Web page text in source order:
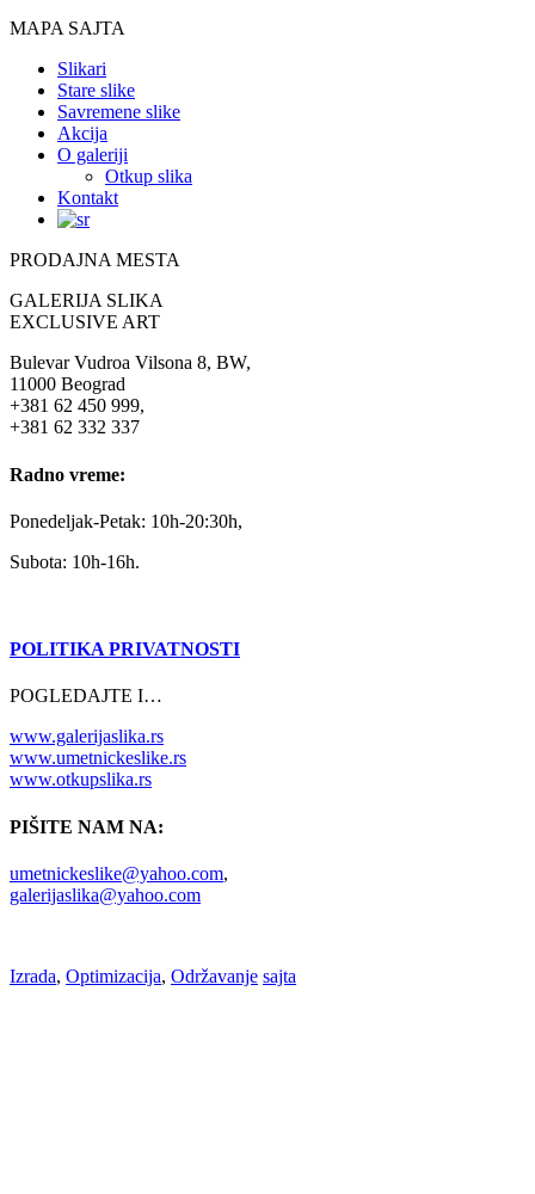
MAPA SAJTA
Slikari
Stare slike
Savremene slike
Akcija
O galeriji
Otkup slika
Kontakt
PRODAJNA MESTA
GALERIJA SLIKA
EXCLUSIVE ART
Bulevar Vudroa Vilsona 8, BW,
11000 Beograd
+381 62 450 999,
+381 62 332 337
Radno vreme:
Ponedeljak-Petak: 10h-20:30h,
Subota: 10h-16h.
POLITIKA PRIVATNOSTI
POGLEDAJTE I…
www.galerijaslika.rs
www.umetnickeslike.rs
www.otkupslika.rs
PIŠITE NAM NA:
umetnickeslike@yahoo.com,
galerijaslika@yahoo.com
Izrada, Optimizacija, Održavanje sajta